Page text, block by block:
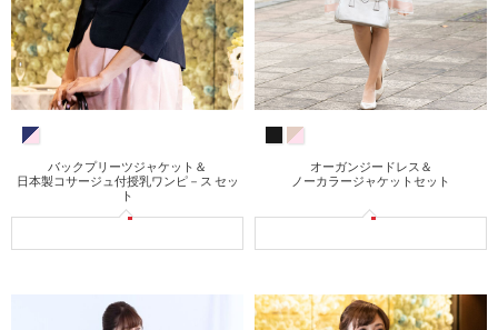
バックプリーツジャケット＆
日本製コサージュ付授乳ワンピ－ス セッ
ト
オーガンジードレス＆
ノーカラージャケットセット